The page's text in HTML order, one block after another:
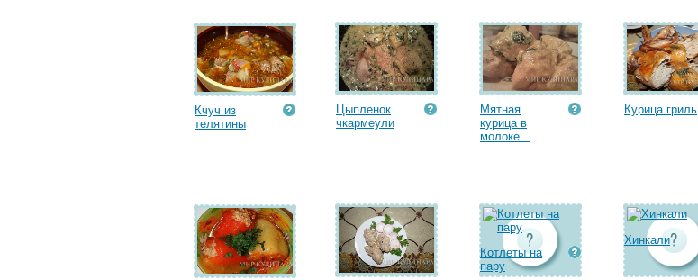
Кчуч из
телятины
Цыпленок
чкармеули
Мятная
курица в
молоке...
Курица гриль
Котлеты на
пару
Хинкали